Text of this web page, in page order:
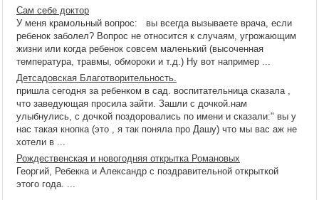
Сам себе доктор
У меня крамольный вопрос: вы всегда вызываете врача, если
ребенок заболел? Вопрос не относится к случаям, угрожающим
жизни или когда ребенок совсем маленький (высоченная
температура, травмы, обмороки и т.д.) Ну вот например ...
Детсадовская Благотворительность.
пришла сегодня за ребенком в сад. воспитательница сказала ,
что заведующая просила зайти. Зашли с дочкой.нам
улыбнулись, с дочкой поздоровались по имени и сказали:" вы у
нас такая кнопка (это , я так поняла про Дашу) что мы вас аж не
хотели в ...
Рождественская и новогодняя открытка Романовых
Георгий, Ребекка и Александр с поздравительной открыткой
этого года. ...